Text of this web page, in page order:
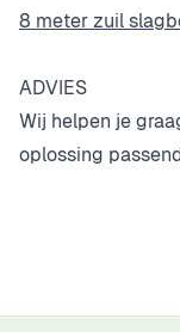
8 meter zuil
ADVIES
Wij helpen je
oplossing